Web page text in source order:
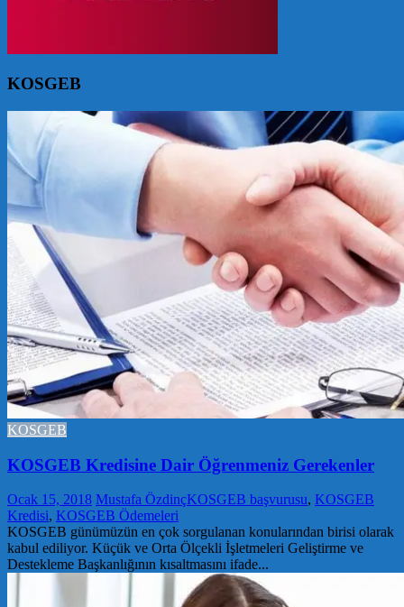
KOSGEB
KOSGEB
KOSGEB Kredisine Dair Öğrenmeniz Gerekenler
Ocak 15, 2018 Mustafa ÖzdinçKOSGEB başvurusu, KOSGEB
Kredisi, KOSGEB Ödemeleri
KOSGEB günümüzün en çok sorgulanan konularından birisi olarak
kabul ediliyor. Küçük ve Orta Ölçekli İşletmeleri Geliştirme ve
Destekleme Başkanlığının kısaltmasını ifade...